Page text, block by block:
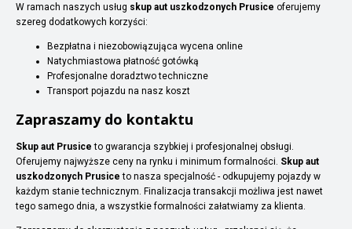
W ramach naszych usług skup aut uszkodzonych Prusice oferujemy
szereg dodatkowych korzyści:
Bezpłatna i niezobowiązująca wycena online
Natychmiastowa płatność gotówką
Profesjonalne doradztwo techniczne
Transport pojazdu na nasz koszt
Zapraszamy do kontaktu
Skup aut Prusice to gwarancja szybkiej i profesjonalnej obsługi.
Oferujemy najwyższe ceny na rynku i minimum formalności. Skup aut
uszkodzonych Prusice to nasza specjalność - odkupujemy pojazdy w
każdym stanie technicznym. Finalizacja transakcji możliwa jest nawet
tego samego dnia, a wszystkie formalności załatwiamy za klienta.